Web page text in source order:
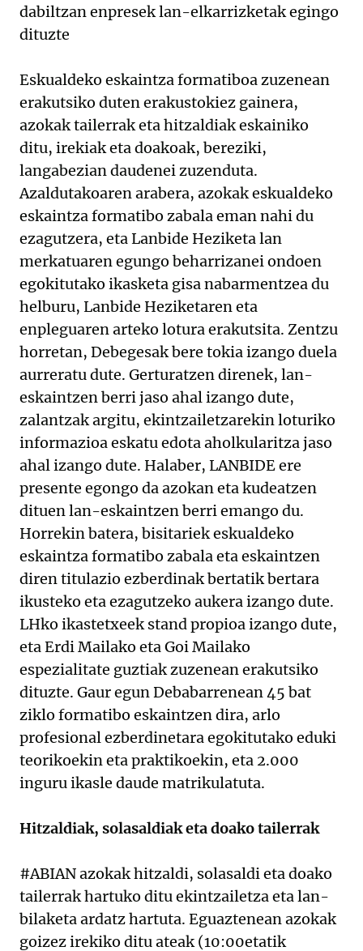
dabiltzan enpresek lan-elkarrizketak egingo
dituzte
Eskualdeko eskaintza formatiboa zuzenean
erakutsiko duten erakustokiez gainera,
azokak tailerrak eta hitzaldiak eskainiko
ditu, irekiak eta doakoak, bereziki,
langabezian daudenei zuzenduta.
Azaldutakoaren arabera, azokak eskualdeko
eskaintza formatibo zabala eman nahi du
ezagutzera, eta Lanbide Heziketa lan
merkatuaren egungo beharrizanei ondoen
egokitutako ikasketa gisa nabarmentzea du
helburu, Lanbide Heziketaren eta
enpleguaren arteko lotura erakutsita. Zentzu
horretan, Debegesak bere tokia izango duela
aurreratu dute. Gerturatzen direnek, lan-
eskaintzen berri jaso ahal izango dute,
zalantzak argitu, ekintzailetzarekin loturiko
informazioa eskatu edota aholkularitza jaso
ahal izango dute. Halaber, LANBIDE ere
presente egongo da azokan eta kudeatzen
dituen lan-eskaintzen berri emango du.
Horrekin batera, bisitariek eskualdeko
eskaintza formatibo zabala eta eskaintzen
diren titulazio ezberdinak bertatik bertara
ikusteko eta ezagutzeko aukera izango dute.
LHko ikastetxeek stand propioa izango dute,
eta Erdi Mailako eta Goi Mailako
espezialitate guztiak zuzenean erakutsiko
dituzte. Gaur egun Debabarrenean 45 bat
ziklo formatibo eskaintzen dira, arlo
profesional ezberdinetara egokitutako eduki
teorikoekin eta praktikoekin, eta 2.000
inguru ikasle daude matrikulatuta.
Hitzaldiak, solasaldiak eta doako tailerrak
#ABIAN azokak hitzaldi, solasaldi eta doako
tailerrak hartuko ditu ekintzailetza eta lan-
bilaketa ardatz hartuta. Eguaztenean azokak
goizez irekiko ditu ateak (10:00etatik